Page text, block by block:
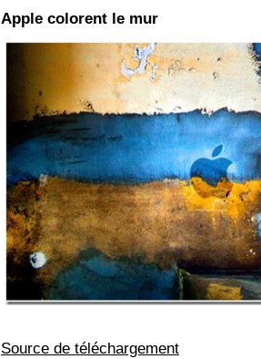
Apple colorent le mur
Source de téléchargement